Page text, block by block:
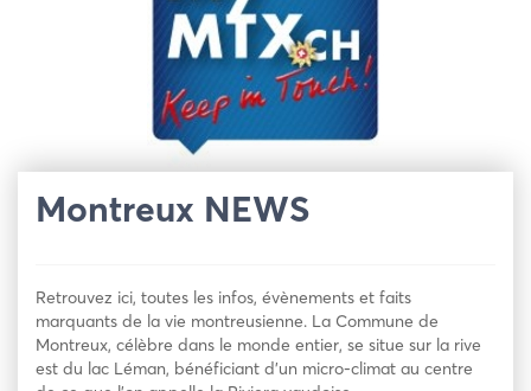
Montreux NEWS
Retrouvez ici, toutes les infos, évènements et faits
marquants de la vie montreusienne. La Commune de
Montreux, célèbre dans le monde entier, se situe sur la rive
est du lac Léman, bénéficiant d’un micro-climat au centre